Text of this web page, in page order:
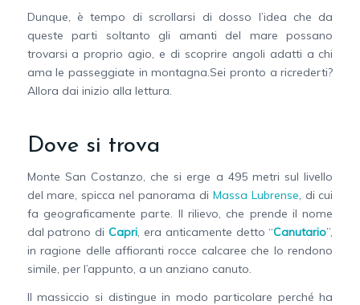
Dunque, è tempo di scrollarsi di dosso l’idea che da
queste parti soltanto gli amanti del mare possano
trovarsi a proprio agio, e di scoprire angoli adatti a chi
ama le passeggiate in montagna.Sei pronto a ricrederti?
Allora dai inizio alla lettura.
Dove si trova
Monte San Costanzo, che si erge a 495 metri sul livello
del mare, spicca nel panorama di Massa Lubrense, di cui
fa geograficamente parte. Il rilievo, che prende il nome
dal patrono diCapri, era anticamente detto “Canutario”,
in ragione delle affioranti rocce calcaree che lo rendono
simile, per l’appunto, a un anziano canuto.
Il massiccio si distingue in modo particolare perché ha